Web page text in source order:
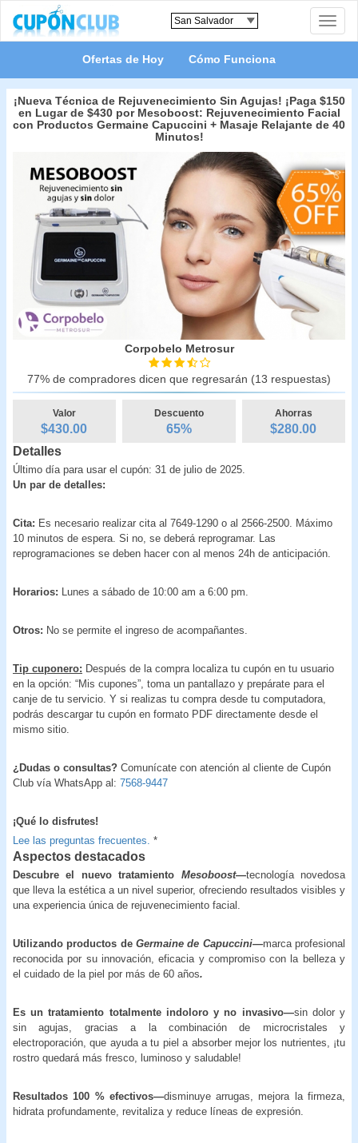
Toggle
Ofertas de Hoy Cómo Funciona
¡Nueva Técnica de Rejuvenecimiento Sin Agujas! ¡Paga $150
en Lugar de $430 por Mesoboost: Rejuvenecimiento Facial
con Productos Germaine Capuccini + Masaje Relajante de 40
Minutos!
Corpobelo Metrosur
77% de compradores dicen que regresarán (13 respuestas)
Valor
$430.00
Descuento
65%
Ahorras
$280.00
Detalles
Último día para usar el cupón: 31 de julio de 2025.
Un par de detalles:
Cita: Es necesario realizar cita al 7649-1290 o al 2566-2500. Máximo
10 minutos de espera. Si no, se deberá reprogramar. Las
reprogramaciones se deben hacer con al menos 24h de anticipación.
Horarios: Lunes a sábado de 10:00 am a 6:00 pm.
Otros: No se permite el ingreso de acompañantes.
Tip cuponero: Después de la compra localiza tu cupón en tu usuario
en la opción: “Mis cupones”, toma un pantallazo y prepárate para el
canje de tu servicio. Y si realizas tu compra desde tu computadora,
podrás descargar tu cupón en formato PDF directamente desde el
mismo sitio.
¿Dudas o consultas? Comunícate con atención al cliente de Cupón
Club vía WhatsApp al: 7568-9447
¡Qué lo disfrutes!
Lee las preguntas frecuentes. *
Aspectos destacados
Descubre el nuevo tratamiento Mesoboost—tecnología novedosa
que lleva la estética a un nivel superior, ofreciendo resultados visibles y
una experiencia única de rejuvenecimiento facial.
Utilizando productos deGermaine de Capuccini—marca profesional
reconocida por su innovación, eficacia y compromiso con la belleza y
el cuidado de la piel por más de 60 años.
Es un tratamiento totalmente indoloro y no invasivo—sin dolor y
sin agujas, gracias a la combinación de microcristales y
electroporación, que ayuda a tu piel a absorber mejor los nutrientes, ¡tu
rostro quedará más fresco, luminoso y saludable!
Resultados 100 % efectivos—disminuye arrugas, mejora la firmeza,
hidrata profundamente, revitaliza y reduce líneas de expresión.